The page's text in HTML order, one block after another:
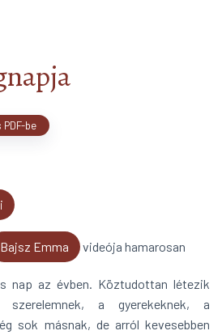
PDF-be
Bajsz Emma videója hamarosan
nap az évben. Köztudottan létezik
a gyerekeknek, a
sok másnak, de arról kevesebben